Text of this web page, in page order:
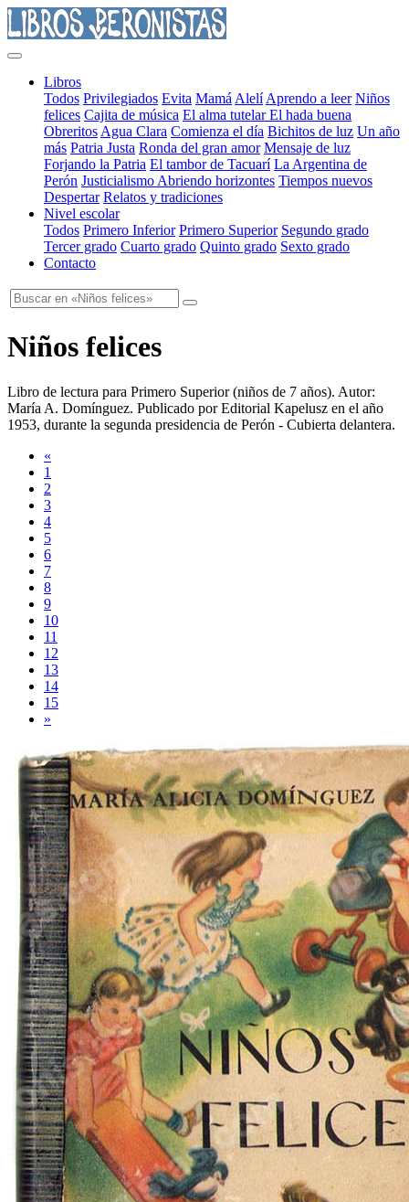
Libros
Todos Privilegiados Evita Mamá Alelí Aprendo a leer Niños
felices Cajita de música El alma tutelarEl hada buena
Obreritos Agua Clara Comienza el día Bichitos de luz Un año
más Patria Justa Ronda del gran amor Mensaje de luz
Forjando la Patria El tambor de Tacuarí La Argentina de
Perón Justicialismo Abriendo horizontes Tiempos nuevos
Despertar Relatos y tradiciones
Nivel escolar
Todos Primero Inferior Primero Superior Segundo grado
Tercer grado Cuarto grado Quinto grado Sexto grado
Contacto
Niños felices
Libro de lectura para Primero Superior(niños de 7 años). Autor:
María A. Domínguez. Publicado porEditorial Kapelusz en el año
1953, durante la segunda presidencia de Perón - Cubierta delantera.
«
1
2
3
4
5
6
7
8
9
10
11
12
13
14
15
»